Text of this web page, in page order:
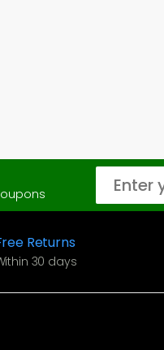
Returns
30 days